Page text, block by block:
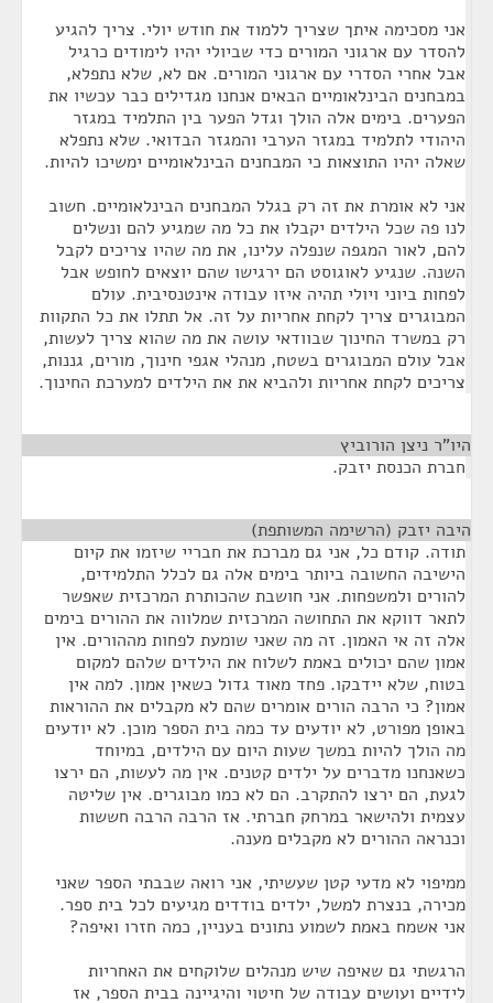
אני מסכימה איתך שצריך ללמוד את חודש יולי. צריך להגיע
להסדר עם ארגוני המורים כדי שביולי יהיו לימודים כרגיל
אבל אחרי הסדרי עם ארגוני המורים. אם לא, שלא נתפלא,
במבחנים הבינלאומיים הבאים אנחנו מגדילים כבר עכשיו את
הפערים. בימים אלה הולך וגדל הפער בין התלמיד במגזר
היהודי לתלמיד במגזר הערבי והמגזר הבדואי. שלא נתפלא
שאלה יהיו התוצאות כי המבחנים הבינלאומיים ימשיכו להיות.
אני לא אומרת את זה רק בגלל המבחנים הבינלאומיים. חשוב
לנו פה שכל הילדים יקבלו את כל מה שמגיע להם ונשלים
להם, לאור המגפה שנפלה עלינו, את מה שהיו צריכים לקבל
השנה. שנגיע לאוגוסט הם ירגישו שהם יוצאים לחופש אבל
לפחות ביוני ויולי תהיה איזו עבודה אינטנסיבית. עולם
המבוגרים צריך לקחת אחריות על זה. אל תתלו את כל התקוות
רק במשרד החינוך שבוודאי עושה את מה שהוא צריך לעשות,
אבל עולם המבוגרים בשטח, מנהלי אגפי חינוך, מורים, גננות,
צריכים לקחת אחריות ולהביא את את הילדים למערכת החינוך.
היו"ר ניצן הורוביץ
חברת הכנסת יזבק.
היבה יזבק (הרשימה המשותפת)
תודה. קודם כל, אני גם מברכת את חבריי שיזמו את קיום
הישיבה החשובה ביותר בימים אלה גם לכלל התלמידים,
להורים ולמשפחות. אני חושבת שהכותרת המרכזית שאפשר
לתאר דווקא את התחושה המרכזית שמלווה את ההורים בימים
אלה זה אי האמון. זה מה שאני שומעת לפחות מההורים. אין
אמון שהם יכולים באמת לשלוח את הילדים שלהם למקום
בטוח, שלא יידבקו. פחד מאוד גדול כשאין אמון. למה אין
אמון? כי הרבה הורים אומרים שהם לא מקבלים את ההוראות
באופן מפורט, לא יודעים עד כמה בית הספר מוכן. לא יודעים
מה הולך להיות במשך שעות היום עם הילדים, במיוחד
כשאנחנו מדברים על ילדים קטנים. אין מה לעשות, הם ירצו
לגעת, הם ירצו להתקרב. הם לא כמו מבוגרים. אין שליטה
עצמית ולהישאר במרחק חברתי. אז הרבה הרבה חששות
וכנראה ההורים לא מקבלים מענה.
ממיפוי לא מדעי קטן שעשיתי, אני רואה שבבתי הספר שאני
מכירה, בנצרת למשל, ילדים בודדים מגיעים לכל בית ספר.
אני אשמח באמת לשמוע נתונים בעניין, כמה חזרו ואיפה?
הרגשתי גם שאיפה שיש מנהלים שלוקחים את האחריות
לידיים ועושים עבודה של חיטוי והיגיינה בבית הספר, אז